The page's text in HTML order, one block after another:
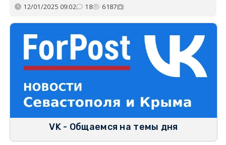
12/01/2025 09:02 18 6187
VK - Общаемся на темы дня